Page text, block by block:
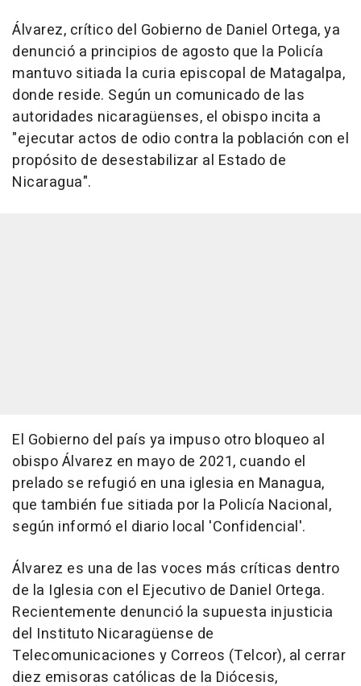
Álvarez, crítico del Gobierno de Daniel Ortega, ya
denunció a principios de agosto que la Policía
mantuvo sitiada la curia episcopal de Matagalpa,
donde reside. Según un comunicado de las
autoridades nicaragüenses, el obispo incita a
"ejecutar actos de odio contra la población con el
propósito de desestabilizar al Estado de
Nicaragua".
El Gobierno del país ya impuso otro bloqueo al
obispo Álvarez en mayo de 2021, cuando el
prelado se refugió en una iglesia en Managua,
que también fue sitiada por la Policía Nacional,
según informó el diario local 'Confidencial'.
Álvarez es una de las voces más críticas dentro
de la Iglesia con el Ejecutivo de Daniel Ortega.
Recientemente denunció la supuesta injusticia
del Instituto Nicaragüense de
Telecomunicaciones y Correos (Telcor), al cerrar
diez emisoras católicas de la Diócesis,